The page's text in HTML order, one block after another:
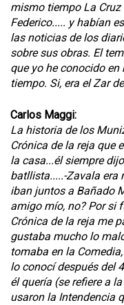
mismo tiempo La
Federico..... y habían
las noticias de los
sobre sus obras. El
que yo he conocido
tiempo. Si, era el Zar
Carlos Maggi:
La historia de los
Crónica de la reja que
la casa...él siempre
batllista.....-Zavala era
iban juntos a Bañado
amigo mío, no? Por si
Crónica de la reja me
gustaba mucho lo
tomaba en la
lo conocí después del
él quería (se refiere a
usaron la Intendencia